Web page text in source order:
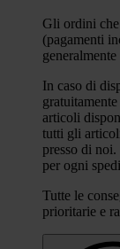
Gli ordini
(pagamenti
In caso di
articoli
tutti gli
presso di
per ogni
Tutte le
prioritarie e